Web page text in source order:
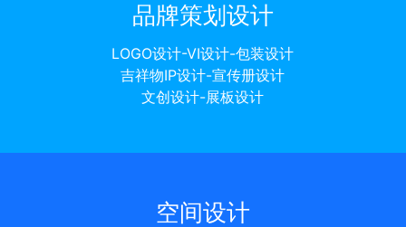
品牌策划设计
LOGO设计-VI设计-包装设计
吉祥物IP设计-宣传册设计
文创设计-展板设计
空间设计